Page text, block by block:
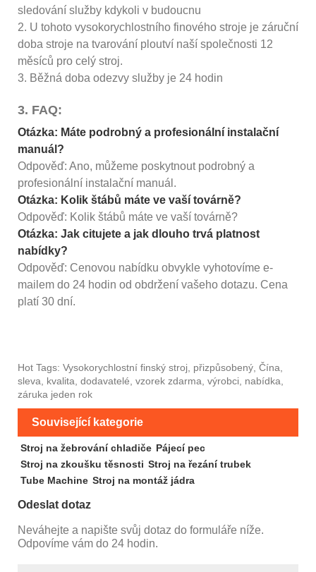
sledování služby kdykoli v budoucnu
2. U tohoto vysokorychlostního finového stroje je záruční
doba stroje na tvarování ploutví naší společnosti 12
měsíců pro celý stroj.
3. Běžná doba odezvy služby je 24 hodin
3. FAQ:
Otázka: Máte podrobný a profesionální instalační
manuál?
Odpověď: Ano, můžeme poskytnout podrobný a
profesionální instalační manuál.
Otázka: Kolik štábů máte ve vaší továrně?
Odpověď: Kolik štábů máte ve vaší továrně?
Otázka: Jak citujete a jak dlouho trvá platnost
nabídky?
Odpověď: Cenovou nabídku obvykle vyhotovíme e-
mailem do 24 hodin od obdržení vašeho dotazu. Cena
platí 30 dní.
Hot Tags: Vysokorychlostní finský stroj, přizpůsobený, Čína,
sleva, kvalita, dodavatelé, vzorek zdarma, výrobci, nabídka,
záruka jeden rok
Související kategorie
Stroj na žebrování chladiče Pájecí pec
Stroj na zkoušku těsnosti Stroj na řezání trubek
Tube Machine Stroj na montáž jádra
Odeslat dotaz
Neváhejte a napište svůj dotaz do formuláře níže.
Odpovíme vám do 24 hodin.